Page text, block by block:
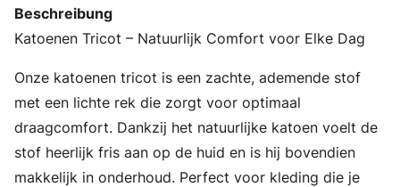
Beschreibung
Katoenen Tricot – Natuurlijk Comfort voor Elke Dag
Onze katoenen tricot is een zachte, ademende stof
met een lichte rek die zorgt voor optimaal
draagcomfort. Dankzij het natuurlijke katoen voelt de
stof heerlijk fris aan op de huid en is hij bovendien
makkelijk in onderhoud. Perfect voor kleding die je